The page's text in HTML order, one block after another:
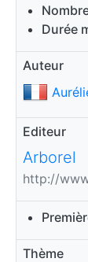
Durée
Auteur
Editeur
Arborel
http://
Thème